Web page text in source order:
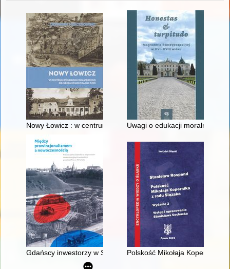
Nowy Łowicz : w centrum poligonu drawskiego od
Uwagi o edukacji moralnej
Gdańscy inwestorzy w Sopocie : prestiż finansowy i
Polskość Mikołaja Kopernika z